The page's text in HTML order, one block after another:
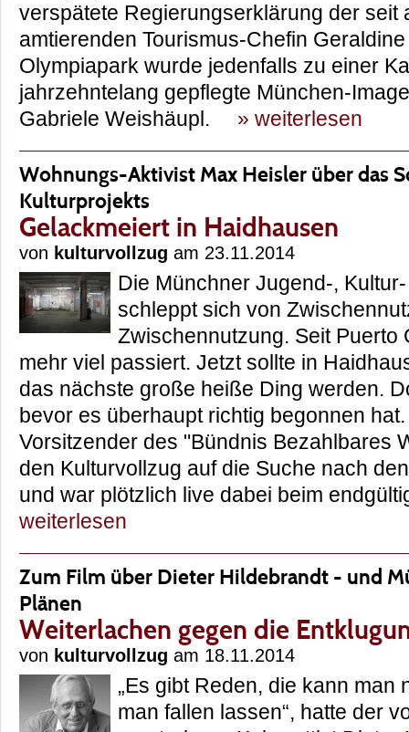
verspätete Regierungserklärung der seit
amtierenden Tourismus-Chefin
Olympiapark wurde jedenfalls zu einer
jahrzehntelang gepflegte München-
Gabriele Weishäupl. » weiterlesen
Wohnungs-Aktivist Max Heisler über das
Kulturprojekts
Gelackmeiert in Haidhausen
von kulturvollzug am 23.11.2014
Die Münchner Jugend-,
schleppt sich von
Zwischennutzung. Seit Puerto
mehr viel passiert. Jetzt sollte in
das nächste große heiße Ding werden.
bevor es überhaupt richtig begonnen
Vorsitzender des "Bündnis Bezahlbares
den Kulturvollzug auf die Suche nach
und war plötzlich live dabei beim
weiterlesen
Zum Film über Dieter Hildebrandt - und
Plänen
Weiterlachen gegen die
von kulturvollzug am 18.11.2014
„Es gibt Reden, die kann man
man fallen lassen“, hatte der